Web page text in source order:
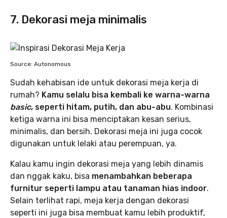
7. Dekorasi meja minimalis
Source: Autonomous
Sudah kehabisan ide untuk dekorasi meja kerja di
rumah? Kamu selalu bisa kembali ke warna-warna
basic, seperti hitam, putih, dan abu-abu. Kombinasi
ketiga warna ini bisa menciptakan kesan serius,
minimalis, dan bersih. Dekorasi meja ini juga cocok
digunakan untuk lelaki atau perempuan, ya.
Kalau kamu ingin dekorasi meja yang lebih dinamis
dan nggak kaku, bisa menambahkan beberapa
furnitur seperti lampu atau tanaman hias indoor.
Selain terlihat rapi, meja kerja dengan dekorasi
seperti ini juga bisa membuat kamu lebih produktif,